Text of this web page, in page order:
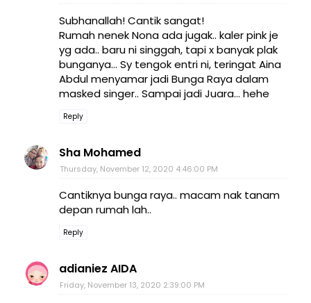
Subhanallah! Cantik sangat!
Rumah nenek Nona ada jugak.. kaler pink je
yg ada.. baru ni singgah, tapi x banyak plak
bunganya... Sy tengok entri ni, teringat Aina
Abdul menyamar jadi Bunga Raya dalam
masked singer.. Sampai jadi Juara... hehe
Reply
Sha Mohamed
Thursday, November 12, 2020 4:46:00 PM
Cantiknya bunga raya.. macam nak tanam
depan rumah lah..
Reply
adianiez AIDA
Friday, November 13, 2020 2:39:00 PM